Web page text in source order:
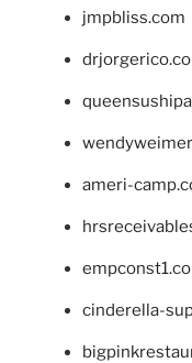
jmpbliss.com
ameri-
cinderella-